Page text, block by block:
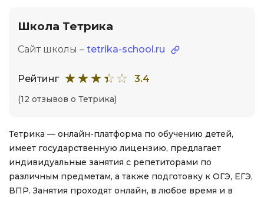
Школа Тетрика
Сайт школы – tetrika-school.ru
Рейтинг 3.4
(12 отзывов о Тетрика)
Тетрика — онлайн-платформа по обучению детей,
имеет государственную лицензию, предлагает
индивидуальные занятия с репетиторами по
различным предметам, а также подготовку к ОГЭ, ЕГЭ,
ВПР. Занятия проходят онлайн, в любое время и в